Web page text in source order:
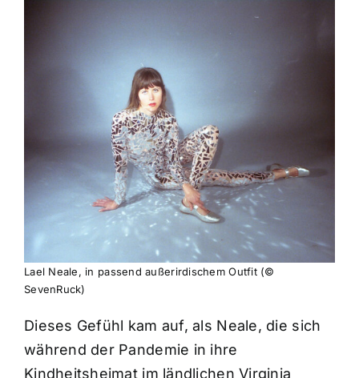
Lael Neale, in passend außerirdischem Outfit (©
SevenRuck)
Dieses Gefühl kam auf, als Neale, die sich
während der Pandemie in ihre
Kindheitsheimat im ländlichen Virginia